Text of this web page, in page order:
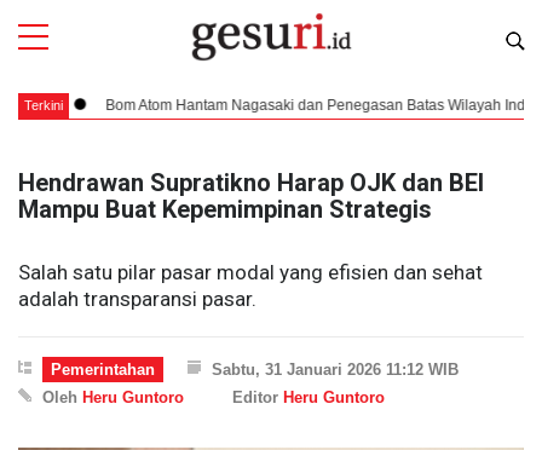
TerkiniBom Atom Hantam Nagasaki dan Penegasan Batas Wilayah Indonesia
Hendrawan Supratikno Harap OJK dan BEI
Mampu Buat Kepemimpinan Strategis
Salah satu pilar pasar modal yang efisien dan sehat
adalah transparansi pasar.
Pemerintahan
Sabtu, 31 Januari 2026 11:12 WIB
Oleh Heru Guntoro Editor Heru Guntoro